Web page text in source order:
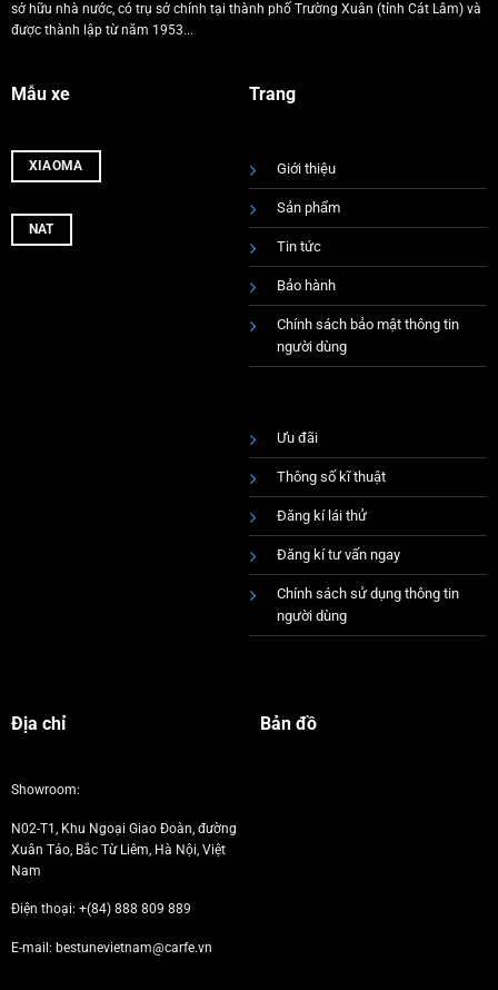
sở hữu nhà nước, có trụ sở chính tại thành phố Trường Xuân (tỉnh Cát Lâm) và
được thành lập từ năm 1953...
Mẫu xe
XIAOMA
NAT
Trang
Giới thiệu
Sản phẩm
Tin tức
Bảo hành
Chính sách bảo mật thông tin
người dùng
Ưu đãi
Thông số kĩ thuật
Đăng kí lái thử
Đăng kí tư vấn ngay
Chính sách sử dụng thông tin
người dùng
Địa chỉ
Showroom:
N02-T1, Khu Ngoại Giao Đoàn, đường
Xuân Tảo, Bắc Từ Liêm, Hà Nội, Việt
Nam
Điện thoại: +(84) 888 809 889
E-mail: bestunevietnam@carfe.vn
Bản đồ